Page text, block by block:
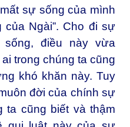
sự sống của mình
Ngài”. Cho đi sự
điều này vừa
trong chúng ta cũng
khó khăn này. Tuy
đời của chính sự
ta cũng biết và thậm